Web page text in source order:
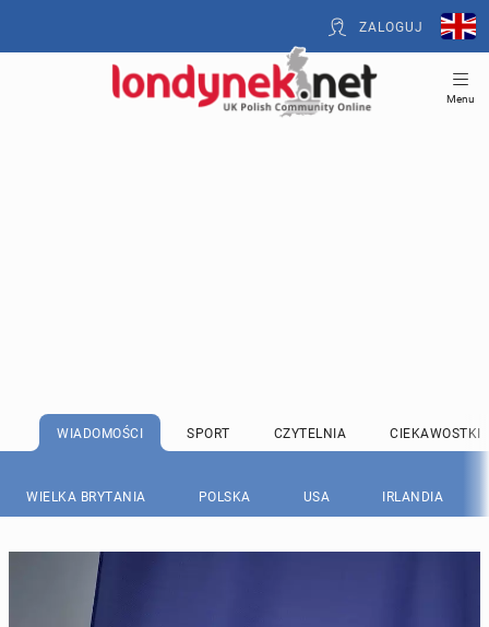
ZALOGUJ
Menu
WIADOMOŚCI SPORT CZYTELNIA CIEKAWOSTKI
WIELKA BRYTANIA POLSKA USA IRLANDIA